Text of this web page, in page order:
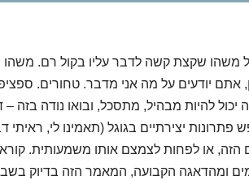
משהו שקצת קשה לדבר עליו בקול רם.
אתם יודעים על מה אני מדבר. טחורים.
יכול להיות מבהיל, מתסכל, ובואו נודה
פתרונות יצירתיים בגוגל (תאמינו לי, ראיתי
הזה, או לפחות לצמצם אותו משמעותית.
ומהדאגה הקבועה, המאמר הזה בדיוק